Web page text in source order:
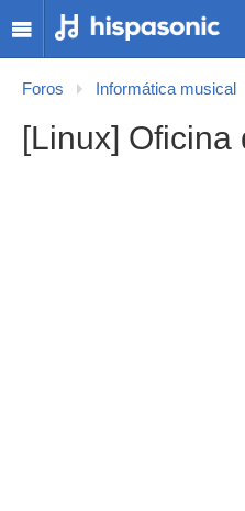
Foros Informática musical
[Linux] Oficina